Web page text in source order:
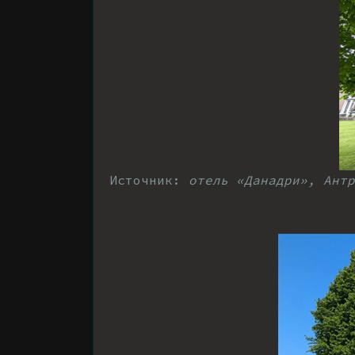
Источник: отель «Данадри», Ант